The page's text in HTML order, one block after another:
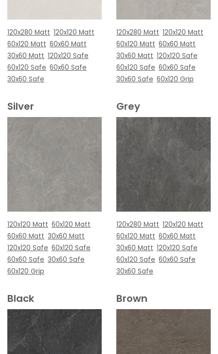
120x280 Matt 120x120 Matt
60x120 Matt 60x60 Matt
30x60 Matt 120x120 Safe
60x120 Safe 60x60 Safe
30x60 Safe
120x280 Matt 120x120 Matt
60x120 Matt 60x60 Matt
30x60 Matt 120x120 Safe
60x120 Safe 60x60 Safe
30x60 Safe 60x120 Grip
Silver
120x120 Matt 60x120 Matt
60x60 Matt 30x60 Matt
120x120 Safe 60x120 Safe
60x60 Safe 30x60 Safe
60x120 Grip
Grey
120x280 Matt 120x120 Matt
60x120 Matt 60x60 Matt
30x60 Matt 120x120 Safe
60x120 Safe 60x60 Safe
30x60 Safe
Black Brown